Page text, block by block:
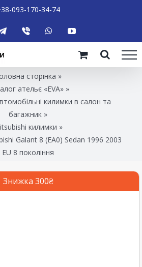
093-170-34-74
сторінка »
ательє «EVA»»
килимки в салон та
багажник »
килимки »
Galant 8 (EA0) Sedan 1996 2003
EU 8 покоління
Знижка 300₴